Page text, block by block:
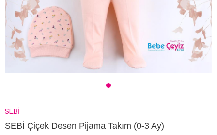
SEBİ
SEBİ Çiçek Desen Pijama Takım (0-3 Ay)